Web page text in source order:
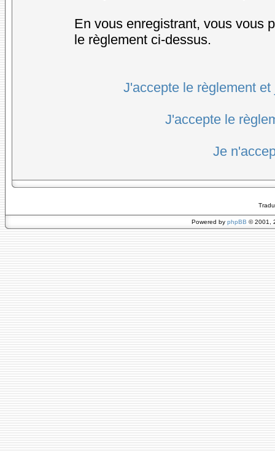
En vous enregistrant, vous vous
le règlement ci-dessus.
J'accepte le règlement
J'accepte le
Je
Powered by phpBB © 2001,